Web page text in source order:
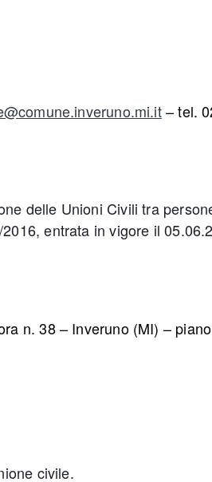
– tel.
delle Unioni Civili tra
entrata in vigore il
n. 38 – Inveruno (MI) –
civile.